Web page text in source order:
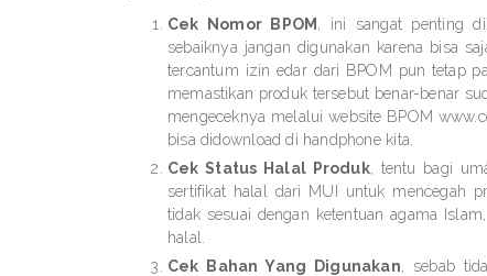
Cek Nomor BPOM
, ini sangat penting
sebaiknya jangan digunakan karena bisa
tercantum izin edar dari BPOM pun tetap
memastikan produk tersebut benar-benar
mengeceknya melalui website BPOM
bisa didownload di handphone kita.
Cek Status Halal Produk, tentu bagi
sertifikat halal dari MUI untuk mencegah
tidak sesuai dengan ketentuan agama
halal.
Cek Bahan Yang Digunakan , sebab